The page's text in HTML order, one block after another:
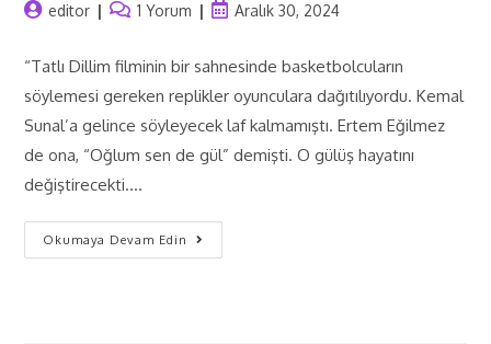
editor 1 Yorum Aralık 30, 2024
“Tatlı Dillim filminin bir sahnesinde basketbolcuların
söylemesi gereken replikler oyunculara dağıtılıyordu. Kemal
Sunal’a gelince söyleyecek laf kalmamıştı. Ertem Eğilmez
de ona, “Oğlum sen de gül” demişti. O gülüş hayatını
değiştirecekti.…
Okumaya Devam Edin